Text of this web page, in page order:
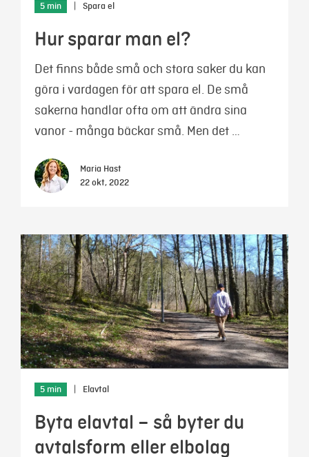
5 min Spara el
Hur sparar man el?
Det finns både små och stora saker du kan
göra i vardagen för att spara el. De små
sakerna handlar ofta om att ändra sina
vanor - många bäckar små. Men det …
Maria Hast
22 okt, 2022
5 min Elavtal
Byta elavtal – så byter du
avtalsform eller elbolag